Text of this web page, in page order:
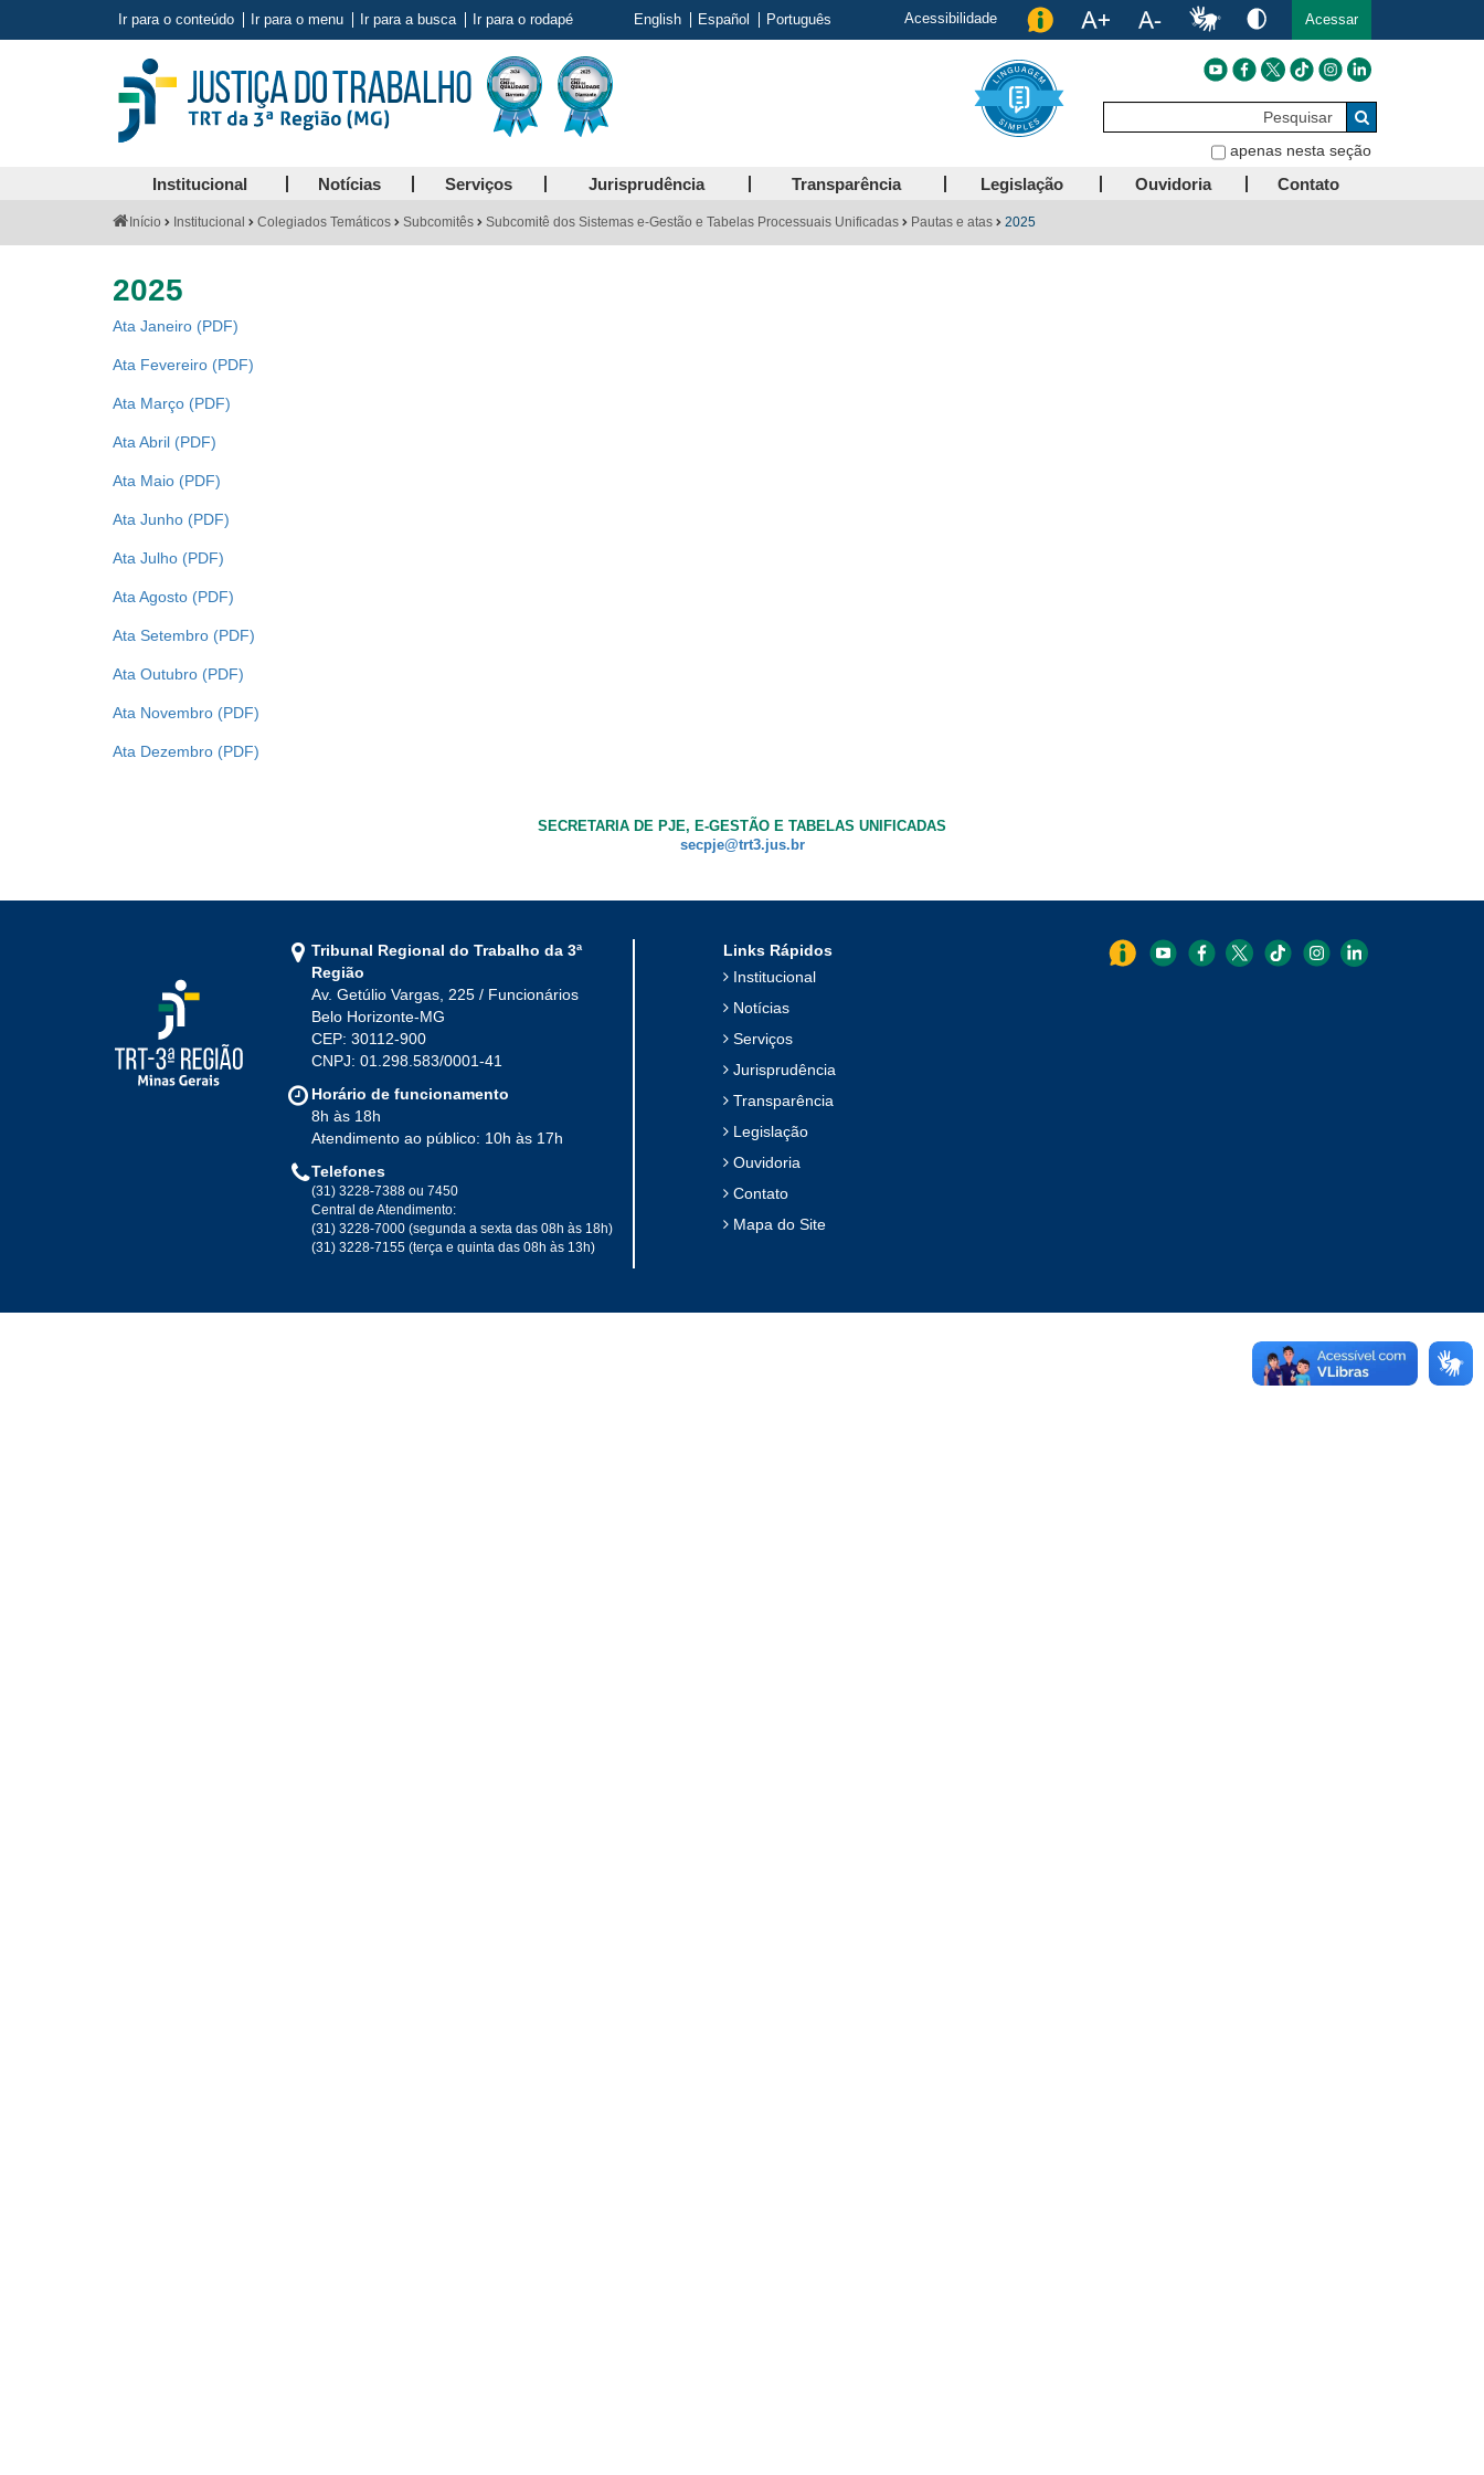
Ir para o conteúdo Ir para o menu Ir para a busca Ir para o rodapé Acessibilidade Acessar
English Español Português
Pesquisar
Buscar
apenas nesta seção
Institucional Notícias Serviços Jurisprudência Transparência Legislação Ouvidoria Contato
VocêInício Institucional Colegiados Temáticos Subcomitês Subcomitê dos Sistemas e-Gestão e Tabelas Processuais Unificadas Pautas e atas 2025
2025
Ata Janeiro
Ata Fevereiro
Ata Março
Ata Abril
Ata Maio
Ata Junho
Ata Julho
Ata Agosto
Ata Setembro
Ata Outubro
Ata Novembro
Ata Dezembro
SECRETARIA DE PJE, E-GESTÃO E TABELAS UNIFICADAS
secpje@trt3.jus.br
Tribunal Regional do Trabalho da 3ª
Região
Av. Getúlio Vargas, 225 / Funcionários
Belo Horizonte-MG
CEP: 30112-900
CNPJ: 01.298.583/0001-41
Horário de funcionamento
8h às 18h
Atendimento ao público: 10h às 17h
Telefones
(31) 3228-7388 ou 7450
Central de Atendimento:
(31) 3228-7000 (segunda a sexta das 08h às 18h)
(31) 3228-7155 (terça e quinta das 08h às 13h)
Links Rápidos
Institucional
Notícias
Serviços
Jurisprudência
Transparência
Legislação
Ouvidoria
Contato
Mapa do Site